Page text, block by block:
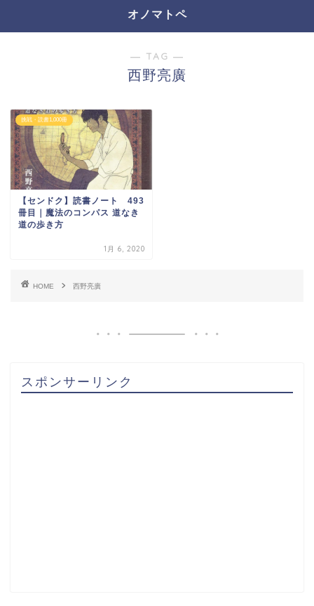
オノマトペ
― TAG ―
西野亮廣
挑戦・読書1,000冊
【センドク】読書ノート 493
冊目｜魔法のコンパス 道なき
道の歩き方
1月 6, 2020
HOME 西野亮廣
スポンサーリンク